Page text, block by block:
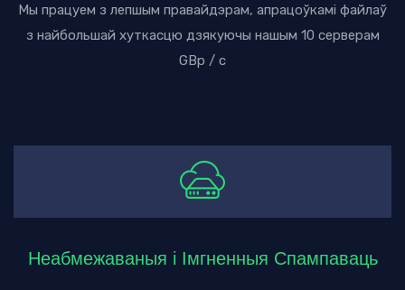
Мы працуем з лепшым правайдэрам, апрацоўкамі файлаў
з найбольшай хуткасцю дзякуючы нашым 10 серверам
GBp / с
Неабмежаваныя і Імгненныя Спампаваць